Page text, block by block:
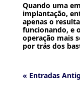
Quando uma
implantação,
apenas o
funcionando, e
operação mais
por trás dos
« Entradas